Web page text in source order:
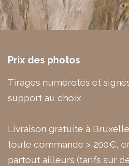
Prix des photos
Tirages numérotés et
support au choix
Livraison gratuite à
toute commande > 200€,
partout ailleurs (tarifs sur